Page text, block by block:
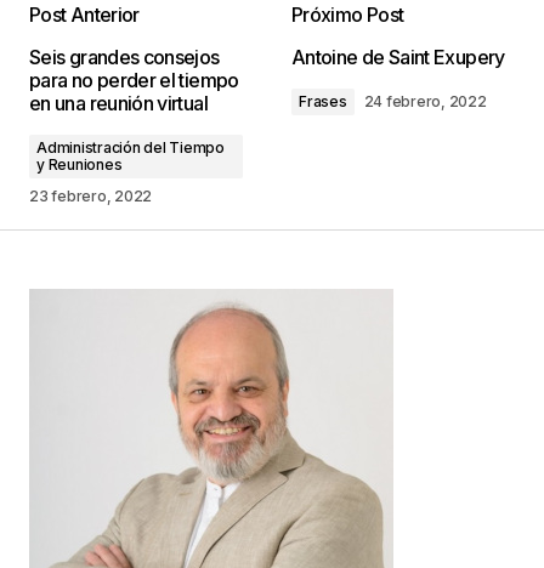
publicada. Los campos obligatorios están
marcados con*
Comentario *
Guarda mi nombre, correo electrónico y web en
este navegador para la próxima vez que
comente.
Este sitio esta protegido por
Post Anterior
Seis grandes consejos
para no perder el tiempo
en una reunión virtual
Administración del Tiempo
y Reuniones
23 febrero, 2022
Próximo Post
Antoine de Saint Exupery
Frases 24 febrero, 2022